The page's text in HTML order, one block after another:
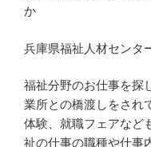
か
兵庫県福祉人材センタ
福祉分野のお仕事を探
業所との橋渡しをされ
体験、就職フェアなど
祉の仕事の職種や仕事